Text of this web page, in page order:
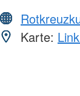
Karte: